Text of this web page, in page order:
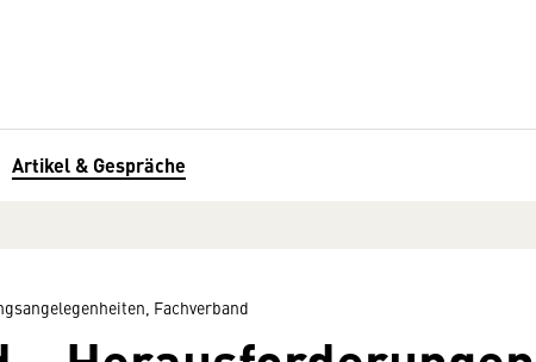
Artikel & Gespräche
Fachverband